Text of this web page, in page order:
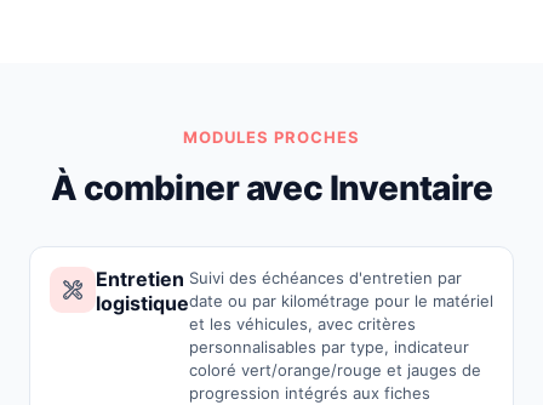
MODULES PROCHES
À combiner avec Inventaire
Entretien
logistique
Suivi des échéances d'entretien par
date ou par kilométrage pour le matériel
et les véhicules, avec critères
personnalisables par type, indicateur
coloré vert/orange/rouge et jauges de
progression intégrés aux fiches